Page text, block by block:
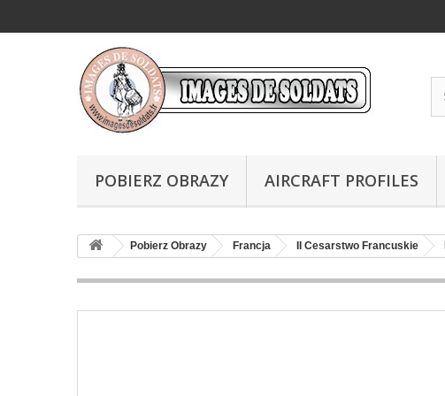
POBIERZ OBRAZY AIRCRAFT PROFILES
Pobierz Obrazy Francja II Cesarstwo Francuskie